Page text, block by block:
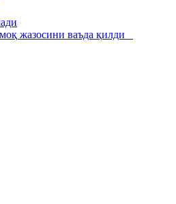
жазосини ваъда қилди